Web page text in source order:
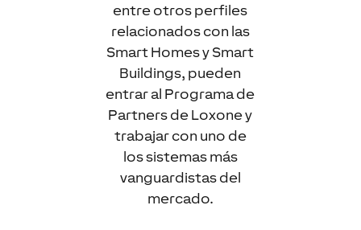
entre otros perfiles
relacionados con las
Smart Homes y Smart
Buildings, pueden
entrar al Programa de
Partners de Loxone y
trabajar con uno de
los sistemas más
vanguardistas del
mercado.